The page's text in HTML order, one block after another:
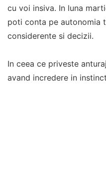
cu voi insiva. In luna
poti conta pe autonomia
considerente si decizii.
In ceea ce priveste
avand incredere in